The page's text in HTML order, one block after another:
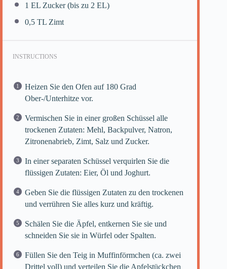
1 EL Zucker (bis zu 2 EL)
0,5 TL Zimt
INSTRUCTIONS
Heizen Sie den Ofen auf 180 Grad
Ober-/Unterhitze vor.
Vermischen Sie in einer großen Schüssel alle
trockenen Zutaten: Mehl, Backpulver, Natron,
Zitronenabrieb, Zimt, Salz und Zucker.
In einer separaten Schüssel verquirlen Sie die
flüssigen Zutaten: Eier, Öl und Joghurt.
Geben Sie die flüssigen Zutaten zu den trockenen
und verrühren Sie alles kurz und kräftig.
Schälen Sie die Äpfel, entkernen Sie sie und
schneiden Sie sie in Würfel oder Spalten.
Füllen Sie den Teig in Muffinförmchen (ca. zwei
Drittel voll) und verteilen Sie die Apfelstückchen